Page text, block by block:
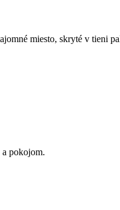
miesto, skryté v tieni
pokojom.